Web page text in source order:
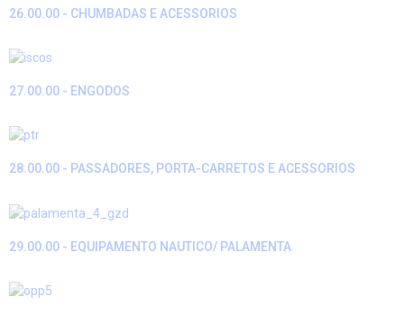
26.00.00 - CHUMBADAS E ACESSORIOS
27.00.00 - ENGODOS
28.00.00 - PASSADORES, PORTA-CARRETOS E ACESSORIOS
29.00.00 - EQUIPAMENTO NAUTICO/ PALAMENTA